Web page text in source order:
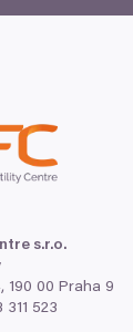
s.r.o.
, 190 00 Praha 9
311 523